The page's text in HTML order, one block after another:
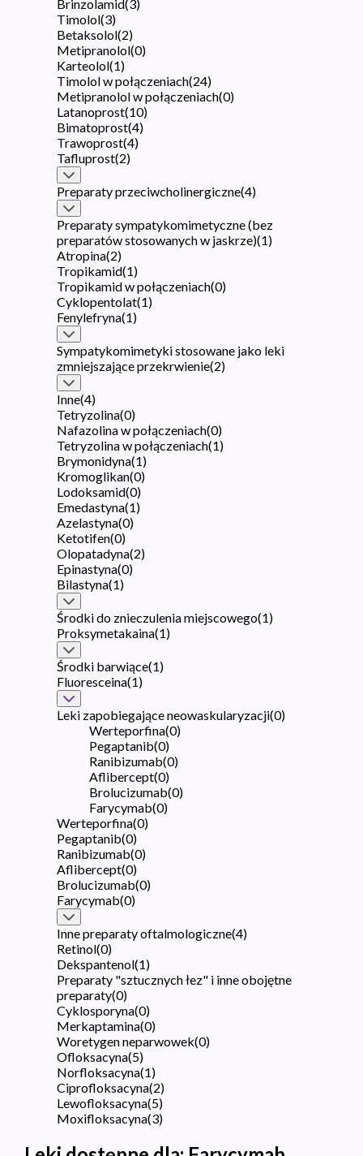
Brinzolamid(3)
Timolol(3)
Betaksolol(2)
Metipranolol(0)
Karteolol(1)
Timolol w połączeniach(24)
Metipranolol w połączeniach(0)
Latanoprost(10)
Bimatoprost(4)
Trawoprost(4)
Tafluprost(2)
Preparaty przeciwcholinergiczne(4)
Preparaty sympatykomimetyczne (bez
preparatów stosowanych w jaskrze)(1)
Atropina(2)
Tropikamid(1)
Tropikamid w połączeniach(0)
Cyklopentolat(1)
Fenylefryna(1)
Sympatykomimetyki stosowane jako leki
zmniejszające przekrwienie(2)
Inne(4)
Tetryzolina(0)
Nafazolina w połączeniach(0)
Tetryzolina w połączeniach(1)
Brymonidyna(1)
Kromoglikan(0)
Lodoksamid(0)
Emedastyna(1)
Azelastyna(0)
Ketotifen(0)
Olopatadyna(2)
Epinastyna(0)
Bilastyna(1)
Środki do znieczulenia miejscowego(1)
Proksymetakaina(1)
Środki barwiące(1)
Fluoresceina(1)
Leki zapobiegające neowaskularyzacji(0)
Werteporfina(0)
Pegaptanib(0)
Ranibizumab(0)
Aflibercept(0)
Brolucizumab(0)
Farycymab(0)
Werteporfina(0)
Pegaptanib(0)
Ranibizumab(0)
Aflibercept(0)
Brolucizumab(0)
Farycymab(0)
Inne preparaty oftalmologiczne(4)
Retinol(0)
Dekspantenol(1)
Preparaty "sztucznych łez" i inne obojętne
preparaty(0)
Cyklosporyna(0)
Merkaptamina(0)
Woretygen neparwowek(0)
Ofloksacyna(5)
Norfloksacyna(1)
Ciprofloksacyna(2)
Lewofloksacyna(5)
Moxifloksacyna(3)